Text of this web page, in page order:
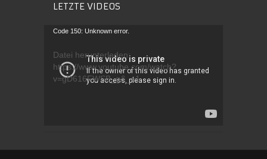
LETZTE VIDEOS
Video-
Code 150: Unknown error.
Datei herunterladen:
https://www.youtube.com/watch?
v=gD616FWSB_g&_=1